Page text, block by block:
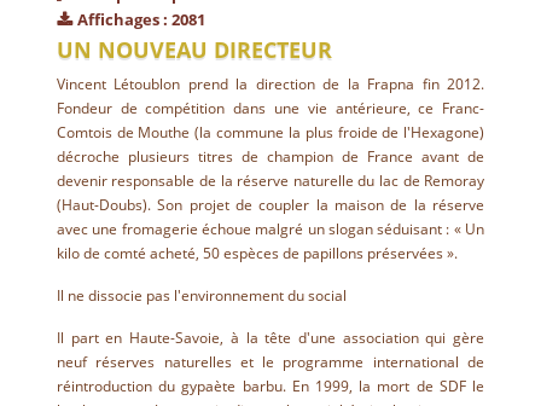
Affichages : 2081
UN NOUVEAU DIRECTEUR
Vincent Létoublon prend la direction de la Frapna fin 2012.
Fondeur de compétition dans une vie antérieure, ce Franc-
Comtois de Mouthe (la commune la plus froide de l'Hexagone)
décroche plusieurs titres de champion de France avant de
devenir responsable de la réserve naturelle du lac de Remoray
(Haut-Doubs). Son projet de coupler la maison de la réserve
avec une fromagerie échoue malgré un slogan séduisant : « Un
kilo de comté acheté, 50 espèces de papillons préservées ».
Il ne dissocie pas l'environnement du social
Il part en Haute-Savoie, à la tête d'une association qui gère
neuf réserves naturelles et le programme international de
réintroduction du gypaète barbu. En 1999, la mort de SDF le